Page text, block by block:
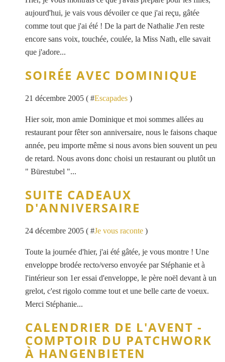
aujourd'hui, je vais vous dévoiler ce que j'ai reçu, gâtée
comme tout que j'ai été ! De la part de Nathalie J'en reste
encore sans voix, touchée, coulée, la Miss Nath, elle savait
que j'adore...
SOIRÉE AVEC DOMINIQUE
21 décembre 2005 ( #Escapades )
Hier soir, mon amie Dominique et moi sommes allées au
restaurant pour fêter son anniversaire, nous le faisons chaque
année, peu importe même si nous avons bien souvent un peu
de retard. Nous avons donc choisi un restaurant ou plutôt un
" Bürestubel "...
SUITE CADEAUX
D'ANNIVERSAIRE
24 décembre 2005 ( #Je vous raconte )
Toute la journée d'hier, j'ai été gâtée, je vous montre ! Une
enveloppe brodée recto/verso envoyée par Stéphanie et à
l'intérieur son 1er essai d'enveloppe, le père noël devant à un
grelot, c'est rigolo comme tout et une belle carte de voeux.
Merci Stéphanie...
CALENDRIER DE L'AVENT -
COMPTOIR DU PATCHWORK
À HANGENBIETEN